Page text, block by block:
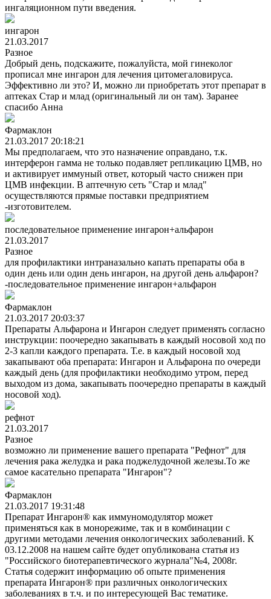
ингаляционном пути введения.
ингарон
21.03.2017
Разное
Добрый день, подскажите, пожалуйста, мой гинеколог
прописал мне ингарон для лечения цитомегаловируса.
Эффективно ли это? И, можно ли приобретать этот препарат в
аптеках Стар и млад (оригинальный ли он там). Заранее
спасибо Анна
Фармаклон
21.03.2017 20:18:21
Мы предполагаем, что это назначение оправдано, т.к.
интерферон гамма не только подавляет репликацию ЦМВ, но
и активирует иммуный ответ, который часто снижен при
ЦМВ инфекции. В аптечную сеть "Стар и млад"
осуществляются прямые поставки предприятием
-изготовителем.
последовательное применение ингарон+альфарон
21.03.2017
Разное
для профилактики интраназально капать препараты оба в
один день или один день ингарон, на другой день альфарон?
-последовательное применение ингарон+альфарон
Фармаклон
21.03.2017 20:03:37
Препараты Альфарона и Ингарон следует применять согласно
инструкции: поочередно закапывать в каждый носовой ход по
2-3 капли каждого препарата. Т.е. в каждый носовой ход
закапывают оба препарата: Ингарон и Альфарона по очереди
каждый день (для профилактики необходимо утром, перед
выходом из дома, закапывать поочередно препараты в каждый
носовой ход).
рефнот
21.03.2017
Разное
возможно ли применение вашего препарата "Рефнот" для
лечения рака желудка и рака поджелудочной железы.То же
самое касательно препарата "Ингарон"?
Фармаклон
21.03.2017 19:31:48
Препарат Ингарон® как иммуномодулятор может
применяться как в монорежиме, так и в комбинации с
другими методами лечения онкологических заболеваний. К
03.12.2008 на нашем сайте будет опубликована статья из
"Российского биотерапевтического журнала"№4, 2008г.
Статья содержит информацию об опыте применения
препарата Ингарон® при различных онкологических
заболеваниях в т.ч. и по интересующей Вас тематике.